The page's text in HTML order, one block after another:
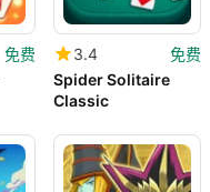
免费
3.4
免费
Spider Solitaire
Classic